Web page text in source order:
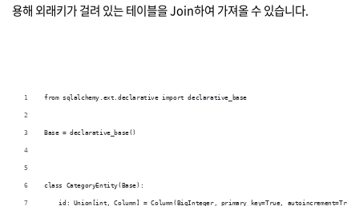
용해 외래키가 걸려 있는 테이블을 Join하여 가져올 수 있습니다.
from sqlalchemy.ext.declarative import declarative_base
Base = declarative_base()
class CategoryEntity(Base):
    id: Union[int, Column] = Column(BigInteger, primary_key=True, autoincrement=True)